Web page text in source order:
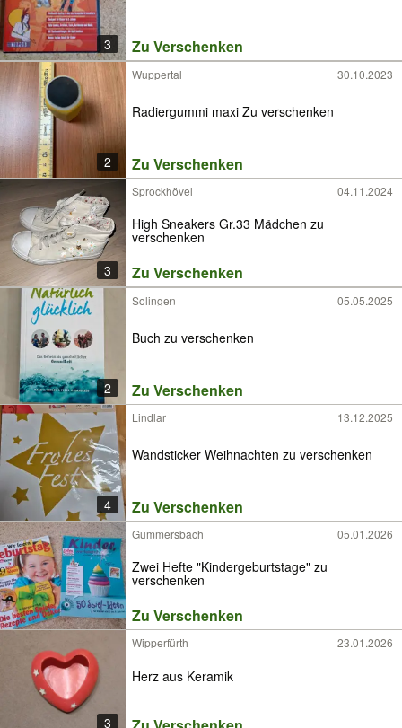
3 Zu Verschenken
2
Wuppertal 30.10.2023
Radiergummi maxi Zu verschenken
Zu Verschenken
3
Sprockhövel 04.11.2024
High Sneakers Gr.33 Mädchen zu
verschenken
Zu Verschenken
2
Solingen 05.05.2025
Buch zu verschenken
Zu Verschenken
4
Lindlar 13.12.2025
Wandsticker Weihnachten zu verschenken
Zu Verschenken
Gummersbach 05.01.2026
Zwei Hefte "Kindergeburtstage" zu
verschenken
Zu Verschenken
3
Wipperfürth 23.01.2026
Herz aus Keramik